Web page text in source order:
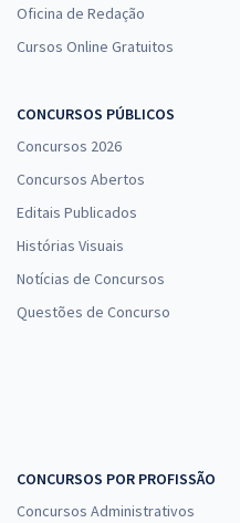
Oficina de Redação
Cursos Online Gratuitos
CONCURSOS PÚBLICOS
Concursos 2026
Concursos Abertos
Editais Publicados
Histórias Visuais
Notícias de Concursos
Questões de Concurso
CONCURSOS POR PROFISSÃO
Concursos Administrativos